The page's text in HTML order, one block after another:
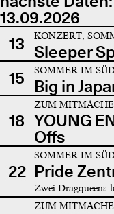
13.09.2026
13
KONZERT,
Sleeper
15
SOMMER IM
Big in
18
ZUM
YOUNG
Offs
22
SOMMER IM
Pride
Zwei Dragqueens
ZUM